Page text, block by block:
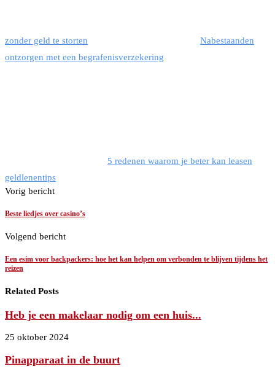
zonder geld te storten
Nabestaanden
ontzorgen met een begrafenisverzekering
5 redenen waarom je beter kan leasen
geldlenentips
Vorig bericht
Beste liedjes over casino’s
Volgend bericht
Een esim voor backpackers: hoe het kan helpen om verbonden te blijven tijdens het
reizen
Related Posts
Heb je een makelaar nodig om een huis...
25 oktober 2024
Pinapparaat in de buurt